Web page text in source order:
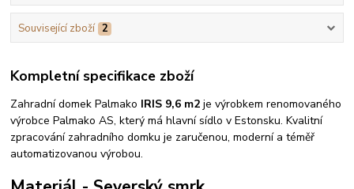
Související zboží 2
Kompletní specifikace zboží
Zahradní domek Palmako IRIS 9,6 m2je výrobkem renomovaného
výrobce Palmako AS, který má hlavní sídlo v Estonsku. Kvalitní
zpracování zahradního domku je zaručenou, moderní a téměř
automatizovanou výrobou.